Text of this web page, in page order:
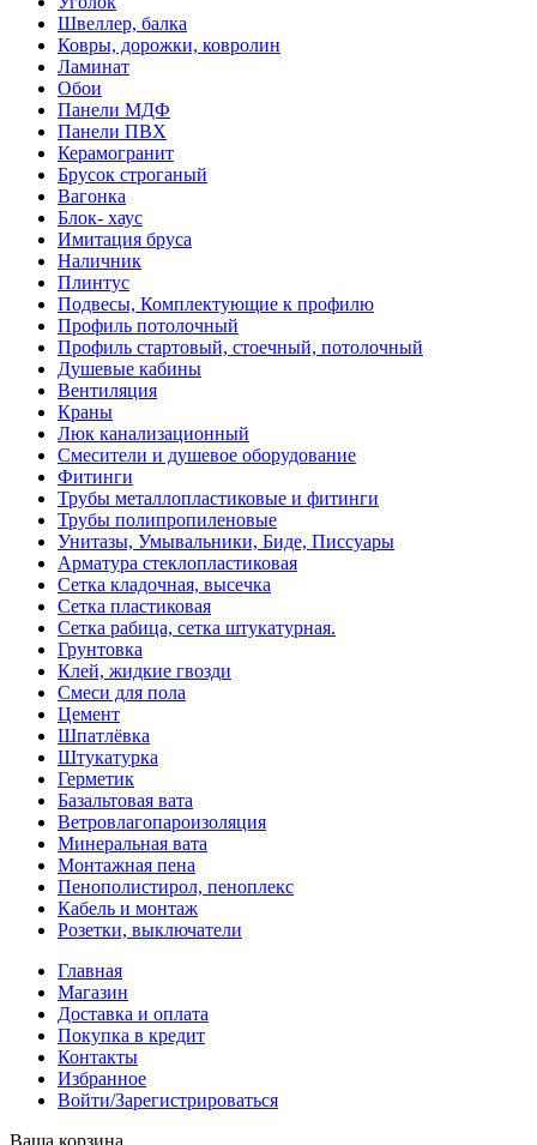
Швеллер, балка
Ковры, дорожки, ковролин
Ламинат
Обои
Панели МДФ
Панели ПВХ
Керамогранит
Брусок строганый
Вагонка
Блок- хаус
Имитация бруса
Наличник
Плинтус
Подвесы, Комплектующие к профилю
Профиль потолочный
Профиль стартовый, стоечный, потолочный
Душевые кабины
Вентиляция
Краны
Люк канализационный
Смесители и душевое оборудование
Фитинги
Трубы металлопластиковые и фитинги
Трубы полипропиленовые
Унитазы, Умывальники, Биде, Писсуары
Арматура стеклопластиковая
Сетка кладочная, высечка
Сетка пластиковая
Сетка рабица, сетка штукатурная.
Грунтовка
Клей, жидкие гвозди
Смеси для пола
Цемент
Шпатлёвка
Штукатурка
Герметик
Базальтовая вата
Ветровлагопароизоляция
Минеральная вата
Монтажная пена
Пенополистирол, пеноплекс
Кабель и монтаж
Розетки, выключатели
Главная
Магазин
Доставка и оплата
Покупка в кредит
Контакты
Избранное
Войти/Зарегистрироваться